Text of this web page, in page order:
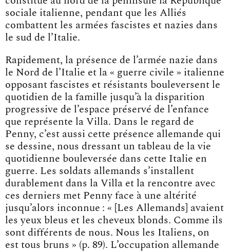
sociale italienne, pendant que les Alliés
combattent les armées fascistes et nazies dans
le sud de l’Italie.
Rapidement, la présence de l’armée nazie dans
le Nord de l’Italie et la « guerre civile » italienne
opposant fascistes et résistants bouleversent le
quotidien de la famille jusqu’à la disparition
progressive de l’espace préservé de l’enfance
que représente la Villa. Dans le regard de
Penny, c’est aussi cette présence allemande qui
se dessine, nous dressant un tableau de la vie
quotidienne bouleversée dans cette Italie en
guerre. Les soldats allemands s’installent
durablement dans la Villa et la rencontre avec
ces derniers met Penny face à une altérité
jusqu’alors inconnue : « [Les Allemands] avaient
les yeux bleus et les cheveux blonds. Comme ils
sont différents de nous. Nous les Italiens, on
est tous bruns » (p. 89). L’occupation allemande